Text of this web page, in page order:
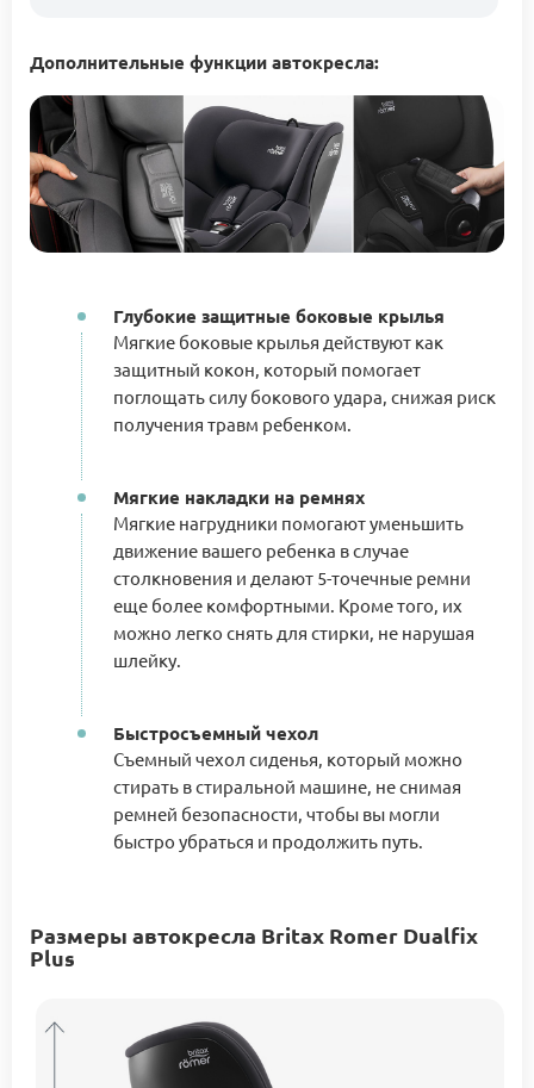
Дополнительные функции автокресла:
Глубокие защитные боковые крылья
Мягкие боковые крылья действуют как
защитный кокон, который помогает
поглощать силу бокового удара, снижая риск
получения травм ребенком.
Мягкие накладки на ремнях
Мягкие нагрудники помогают уменьшить
движение вашего ребенка в случае
столкновения и делают 5-точечные ремни
еще более комфортными. Кроме того, их
можно легко снять для стирки, не нарушая
шлейку.
Быстросъемный чехол
Съемный чехол сиденья, который можно
стирать в стиральной машине, не снимая
ремней безопасности, чтобы вы могли
быстро убраться и продолжить путь.
Размеры автокресла Britax Romer Dualfix
Plus